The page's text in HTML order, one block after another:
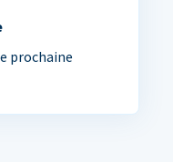
prochaine